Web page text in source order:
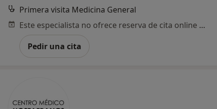
Primera visita Medicina General
Este especialista no ofrece reserva de cita online en esta dirección.
Pedir una cita